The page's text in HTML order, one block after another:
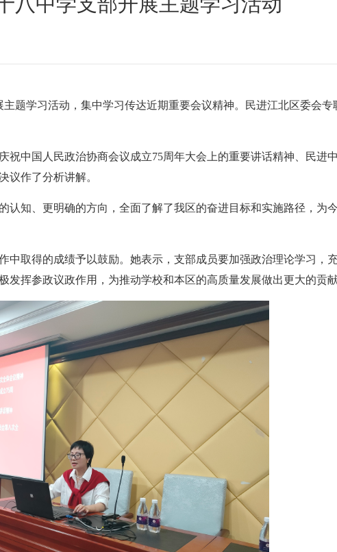
题学习活动，集中学习传达近期重要会议精神。民进江北区委会
中国人民政治协商会议成立75周年大会上的重要讲话精神、民进
议作了分析讲解。
认知、更明确的方向，全面了解了我区的奋进目标和实施路径，为
中取得的成绩予以鼓励。她表示，支部成员要加强政治理论学习，
挥参政议政作用，为推动学校和本区的高质量发展做出更大的贡献